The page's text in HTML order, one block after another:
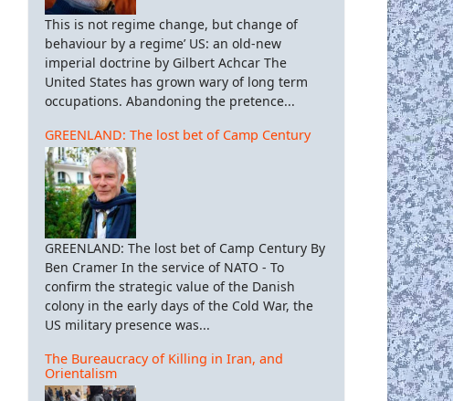
This is not regime change, but change of
behaviour by a regime’ US: an old-new
imperial doctrine by Gilbert Achcar The
United States has grown wary of long term
occupations. Abandoning the pretence...
GREENLAND: The lost bet of Camp Century
GREENLAND: The lost bet of Camp Century By
Ben Cramer In the service of NATO - To
confirm the strategic value of the Danish
colony in the early days of the Cold War, the
US military presence was...
The Bureaucracy of Killing in Iran, and
Orientalism